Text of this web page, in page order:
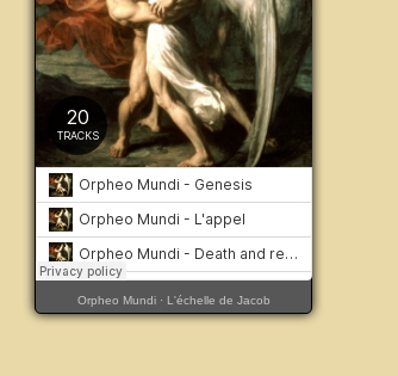
Orpheo Mundi· L'échelle de Jacob